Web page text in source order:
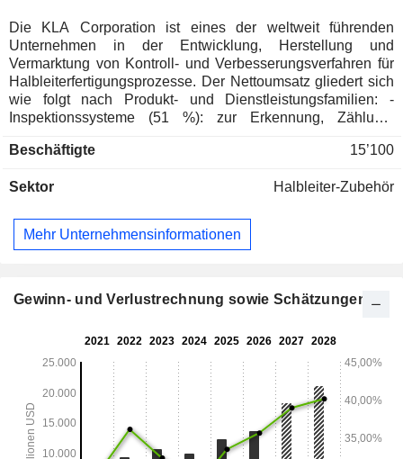
Die KLA Corporation ist eines der weltweit führenden
Unternehmen in der Entwicklung, Herstellung und
Vermarktung von Kontroll- und Verbesserungsverfahren für
Halbleiterfertigungsprozesse. Der Nettoumsatz gliedert sich
wie folgt nach Produkt- und Dienstleistungsfamilien: -
Inspektionssysteme (51 %): zur Erkennung, Zählung,
Zusammenhang mit der Herstellung von Siliziumwafern und
technische Unterstützung, Installation, Wartung usw.; -
(18,1 %): zur Steuerung von Lithografie-, Beschichtungs-
und Gravurprozessen; - fortschrittliche
elektronische Bauteile (2,9 %); - Sonstiges (1,7 %): vor allem
verteilt sich geografisch wie folgt: Nordamerika (11,2 %),
%), Asien (3,2 %), Europa und Israel (4,7 %).
Beschäftigte 15’100
Sektor Halbleiter-Zubehör
Mehr Unternehmensinformationen
Gewinn- und Verlustrechnung sowie Schätzungen